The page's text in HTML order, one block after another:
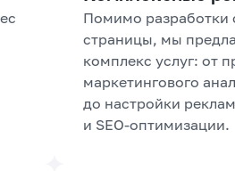
Помимо разработки
страницы, мы
комплекс услуг: от
маркетингового
до настройки
и SEO-оптимизации.